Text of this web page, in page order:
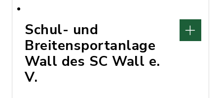
Schul- und
Breitensportanlage
Wall des SC Wall e.
V.